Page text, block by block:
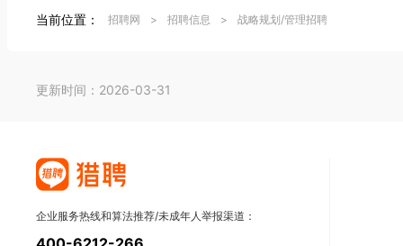
当前位置： 招聘网 > 招聘信息 > 战略规划/管理招聘
更新时间：2026-03-31